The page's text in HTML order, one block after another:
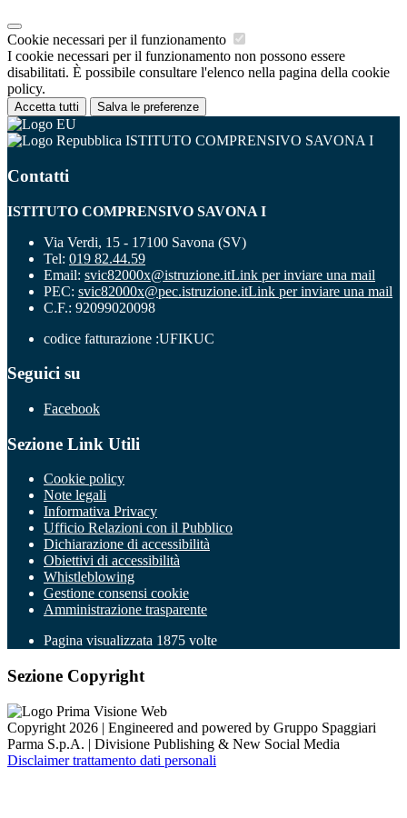
Cookie necessari per il funzionamento
I cookie necessari per il funzionamento non possono essere
disabilitati. È possibile consultare l'elenco nella pagina della cookie
policy.
Accetta tutti Salva le preferenze
ISTITUTO COMPRENSIVO SAVONA I
Contatti
ISTITUTO COMPRENSIVO SAVONA I
Via Verdi, 15 - 17100 Savona (SV)
Tel: 019 82.44.59
Email: svic82000x@istruzione.itLink per inviare una mail
PEC: svic82000x@pec.istruzione.itLink per inviare una mail
C.F.: 92099020098
codice fatturazione :UFIKUC
Seguici su
Facebook
Sezione Link Utili
Cookie policy
Note legali
Informativa Privacy
Ufficio Relazioni con il Pubblico
Dichiarazione di accessibilità
Obiettivi di accessibilità
Whistleblowing
Gestione consensi cookie
Amministrazione trasparente
Pagina visualizzata 1875 volte
Sezione Copyright
Copyright 2026 | Engineered and powered by Gruppo Spaggiari
Parma S.p.A. | Divisione Publishing & New Social Media
Disclaimer trattamento dati personali